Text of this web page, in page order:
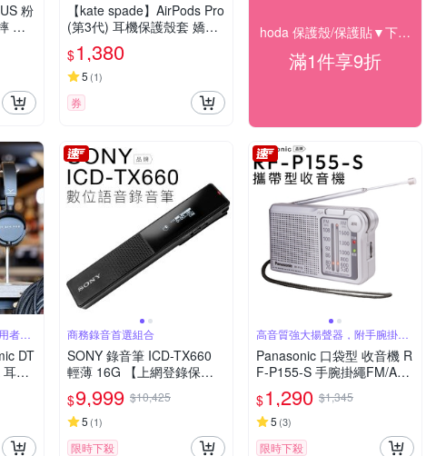
粉
軟
【kate spade】AirPods Pro
(第3代) 耳機保護殼套 嬌豔
櫻桃
$1,380
5 (1)
券
hoda 保護殼/保護貼▼下殺9折
滿1件享9折
者更
DT
機
貨
商務錄音首選組合
SONY 錄音筆 ICD-TX660
輕薄 16G 【上網登錄保固
一年】
$9,999 $10,425
5 (1)
限時下殺
高音質強大揚聲器，附手腕掛繩
隨手聽
Panasonic 口袋型 收音機 R
F-P155-S 手腕掛繩FM/AM
【保固一年】
$1,290 $1,345
5 (3)
限時下殺